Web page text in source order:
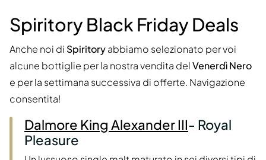
Spiritory Black Friday Deals
Anche noi di Spiritoryabbiamo selezionato per voi
alcune bottiglie per la nostra vendita delVenerdì Nero
e per la settimana successiva di offerte. Navigazione
consentita!
Dalmore King Alexander III- Royal
Pleasure